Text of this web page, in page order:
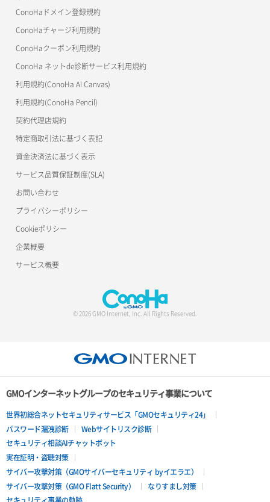
美雲このは徹底ガイド
ConoHaドメイン登録規約
ConoHaチャージ利用規約
ConoHaクーポン利用規約
ConoHa ネットde診断サービス利用規約
利用規約(ConoHa AI Canvas)
利用規約(ConoHa Pencil)
契約代理店規約
特定商取引法に基づく表記
資金決済法に基づく表示
サービス品質保証制度(SLA)
お問い合わせ
プライバシーポリシー
Cookieポリシー
企業概要
サービス概要
© 2026 GMO Internet, Inc. All Rights Reserved.
GMOインターネットグループのセキュリティ事業について
世界初総合ネットセキュリティサービス「GMOセキュリティ24」
パスワード漏洩診断
Webサイトリスク診断
セキュリティ相談AIチャットボット
実在証明・盗聴対策
サイバー攻撃対策（GMOサイバーセキュリティ byイエラエ）
サイバー攻撃対策（GMO Flatt Security）
なりすまし対策